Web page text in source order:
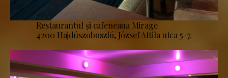
Restaurantul și cafeneaua Mirage
4200 Hajdúszoboszló, József Attila utca 5-7.